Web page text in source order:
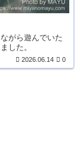
がら遊んでいた
した。
2026.06.14 0